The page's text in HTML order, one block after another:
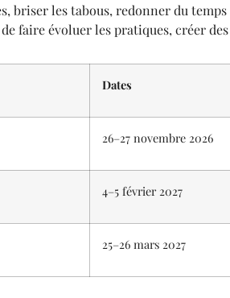
briser les tabous, redonner du
faire évoluer les pratiques, créer
Dates
26–27 novembre 2026
4–5 février 2027
25–26 mars 2027